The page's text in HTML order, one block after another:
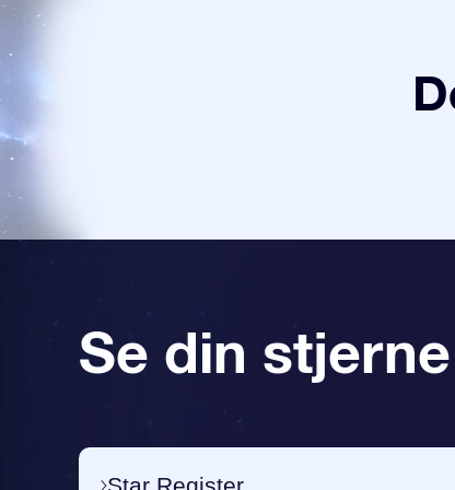
Se din stjerne
Star Register